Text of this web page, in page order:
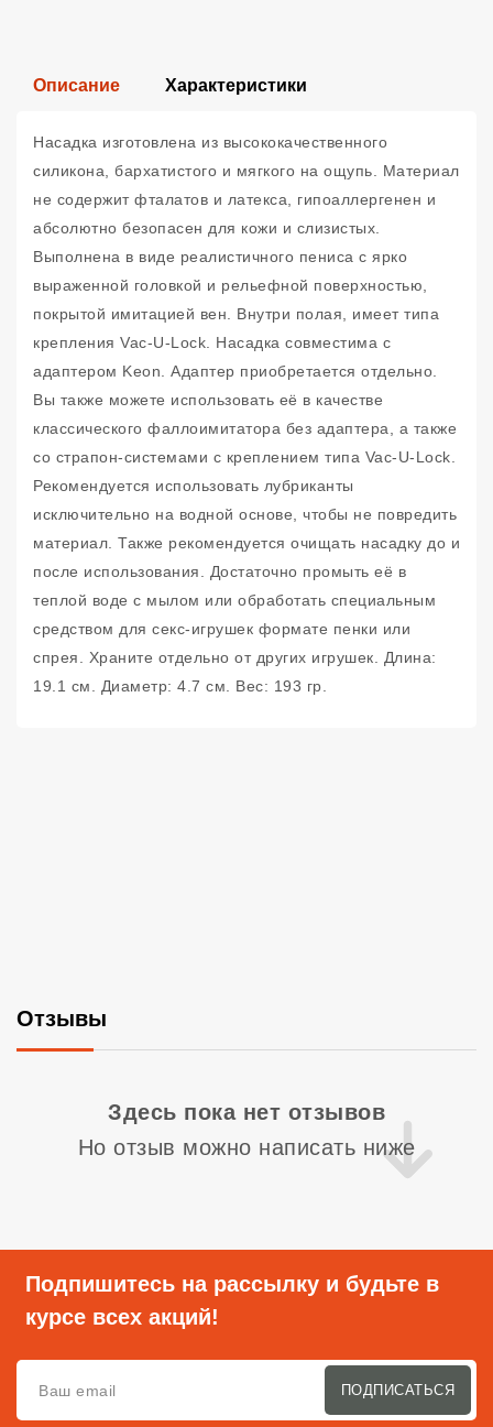
Описание Характеристики
Насадка изготовлена из высококачественного
силикона, бархатистого и мягкого на ощупь. Материал
не содержит фталатов и латекса, гипоаллергенен и
абсолютно безопасен для кожи и слизистых.
Выполнена в виде реалистичного пениса с ярко
выраженной головкой и рельефной поверхностью,
покрытой имитацией вен. Внутри полая, имеет типа
крепления Vac-U-Lock. Насадка совместима с
адаптером Keon. Адаптер приобретается отдельно.
Вы также можете использовать её в качестве
классического фаллоимитатора без адаптера, а также
со страпон-системами с креплением типа Vac-U-Lock.
Рекомендуется использовать лубриканты
исключительно на водной основе, чтобы не повредить
материал. Также рекомендуется очищать насадку до и
после использования. Достаточно промыть её в
теплой воде с мылом или обработать специальным
средством для секс-игрушек формате пенки или
спрея. Храните отдельно от других игрушек. Длина:
19.1 см. Диаметр: 4.7 см. Вес: 193 гр.
Отзывы
Здесь пока нет отзывов
Но отзыв можно написать ниже
Подпишитесь на рассылку и будьте в
курсе всех акций!
ПОДПИСАТЬСЯ